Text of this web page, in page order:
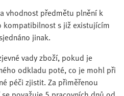
vhodnost předmětu plnění k
s již existujícím
jinak.
vady zboží, pokud je
odkladu poté, co je mohl při
péči zjistit. Za přiměřenou